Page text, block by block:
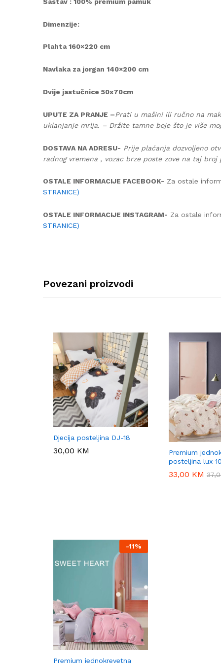
Dimenzije:
Plahta 160×220 cm
Navlaka za jorgan 140×200 cm
Dvije jastučnice 50x70cm
UPUTE ZA PRANJE –Prati u mašini ili ručno na
uklanjanje mrlja. – Držite tamne boje što je više
DOSTAVA NA ADRESU- Prije plaćanja dozvoljeno
radnog vremena , vozac brze poste zove na taj
OSTALE INFORMACIJE FACEBOOK- Za ostale
STRANICE)
OSTALE INFORMACIJE INSTAGRAM- Za ostale
STRANICE)
Povezani proizvodi
Djecija posteljina DJ-18
30,00 KM
30,00 KM
Premium
posteljina lux-
33,00 KM
33,00 KM
-11%
Premium jednokrevetna